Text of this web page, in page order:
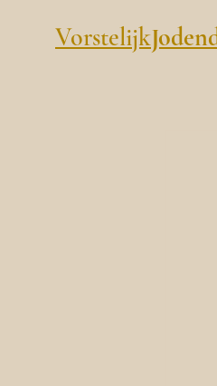
Vorstelijk